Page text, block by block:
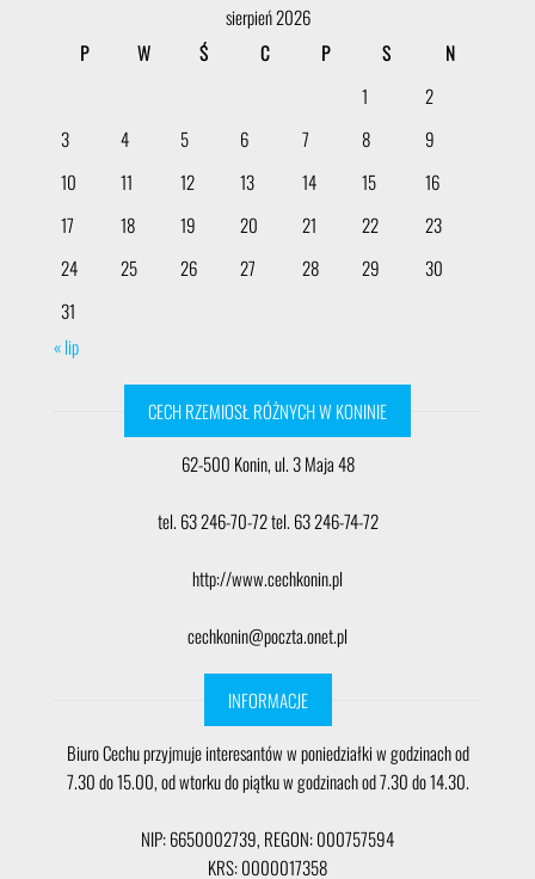
sierpień 2026
P
W Ś C P S
N
1
2
3
4 5 6 7 8
9
10
11 12 13 14 15
16
17
18 19 20 21 22
23
24
25 26 27 28 29
30
31
« lip
CECH RZEMIOSŁ RÓŻNYCH W KONINIE
62-500 Konin, ul. 3 Maja 48
tel. 63 246-70-72 tel. 63 246-74-72
http://www.cechkonin.pl
cechkonin@poczta.onet.pl
INFORMACJE
Biuro Cechu przyjmuje interesantów w poniedziałki w godzinach od
7.30 do 15.00, od wtorku do piątku w godzinach od 7.30 do 14.30.
NIP: 6650002739, REGON: 000757594
KRS: 0000017358